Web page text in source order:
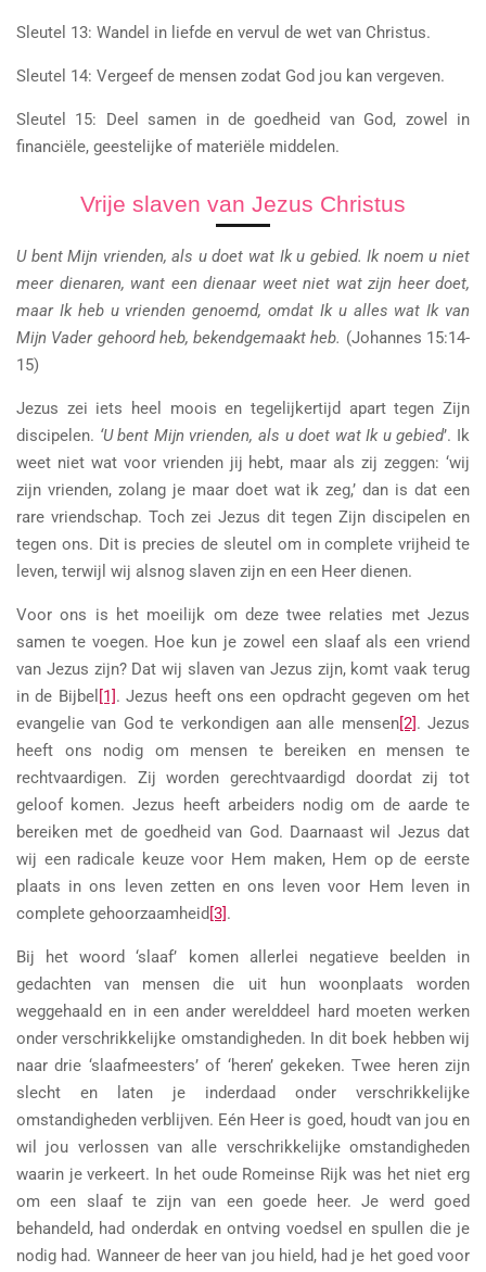
Sleutel 13: Wandel in liefde en vervul de wet van Christus.
Sleutel 14: Vergeef de mensen zodat God jou kan vergeven.
Sleutel 15: Deel samen in de goedheid van God, zowel in
financiële, geestelijke of materiële middelen.
Vrije slaven van Jezus Christus
U bent Mijn vrienden, als u doet wat Ik u gebied. Ik noem u niet
meer dienaren, want een dienaar weet niet wat zijn heer doet,
maar Ik heb u vrienden genoemd, omdat Ik u alles wat Ik van
Mijn Vader gehoord heb, bekendgemaakt heb. (Johannes 15:14-
15)
Jezus zei iets heel moois en tegelijkertijd apart tegen Zijn
discipelen. ‘U bent Mijn vrienden, als u doet wat Ik u gebied’. Ik
weet niet wat voor vrienden jij hebt, maar als zij zeggen: ‘wij
zijn vrienden, zolang je maar doet wat ik zeg,’ dan is dat een
rare vriendschap. Toch zei Jezus dit tegen Zijn discipelen en
tegen ons. Dit is precies de sleutel om in complete vrijheid te
leven, terwijl wij alsnog slaven zijn en een Heer dienen.
Voor ons is het moeilijk om deze twee relaties met Jezus
samen te voegen. Hoe kun je zowel een slaaf als een vriend
van Jezus zijn? Dat wij slaven van Jezus zijn, komt vaak terug
in de Bijbel [1]. Jezus heeft ons een opdracht gegeven om het
evangelie van God te verkondigen aan alle mensen[2]. Jezus
heeft ons nodig om mensen te bereiken en mensen te
rechtvaardigen. Zij worden gerechtvaardigd doordat zij tot
geloof komen. Jezus heeft arbeiders nodig om de aarde te
bereiken met de goedheid van God. Daarnaast wil Jezus dat
wij een radicale keuze voor Hem maken, Hem op de eerste
plaats in ons leven zetten en ons leven voor Hem leven in
complete gehoorzaamheid [3].
Bij het woord ‘slaaf’ komen allerlei negatieve beelden in
gedachten van mensen die uit hun woonplaats worden
weggehaald en in een ander werelddeel hard moeten werken
onder verschrikkelijke omstandigheden. In dit boek hebben wij
naar drie ‘slaafmeesters’ of ‘heren’ gekeken. Twee heren zijn
slecht en laten je inderdaad onder verschrikkelijke
omstandigheden verblijven. Eén Heer is goed, houdt van jou en
wil jou verlossen van alle verschrikkelijke omstandigheden
waarin je verkeert. In het oude Romeinse Rijk was het niet erg
om een slaaf te zijn van een goede heer. Je werd goed
behandeld, had onderdak en ontving voedsel en spullen die je
nodig had. Wanneer de heer van jou hield, had je het goed voor